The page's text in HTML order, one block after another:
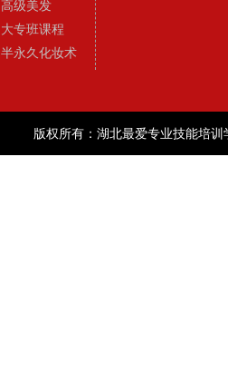
高级美发
大专班课程
半永久化妆术
版权所有：湖北最爱专业技能培